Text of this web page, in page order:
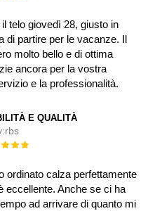
telo giovedì 28, giusto in
di partire per le vacanze. Il
molto bello e di ottima
ancora per la vostra
e la professionalità.
E QUALITÀ
rbs
ordinato calza perfettamente
eccellente. Anche se ci ha
ad arrivare di quanto mi